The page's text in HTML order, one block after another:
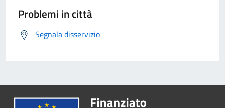
Problemi in città
Segnala disservizio